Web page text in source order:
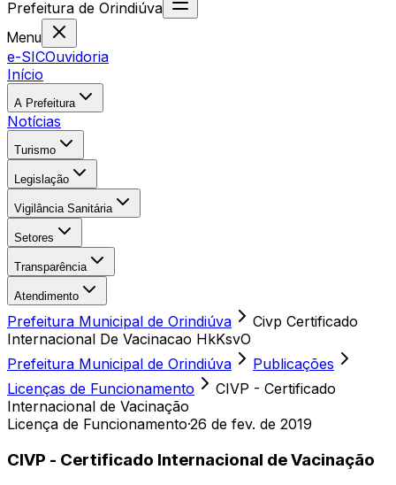
Prefeitura de Orindiúva
Menu
e-SICOuvidoria
Início
A Prefeitura
Notícias
Turismo
Legislação
Vigilância Sanitária
Setores
Transparência
Atendimento
Prefeitura Municipal de Orindiúva
Civp Certificado
Internacional De Vacinacao HkKsvO
Prefeitura Municipal de Orindiúva
Publicações
Licenças de Funcionamento
CIVP - Certificado
Internacional de Vacinação
Licença de Funcionamento·26 de fev. de 2019
CIVP - Certificado Internacional de Vacinação